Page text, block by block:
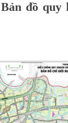
Bản đồ quy